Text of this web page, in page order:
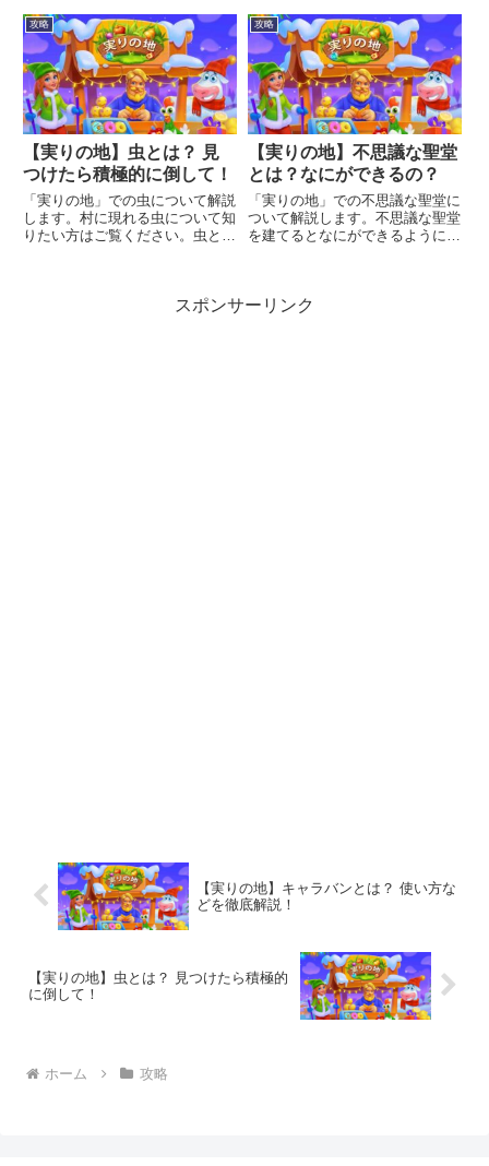
作り方はこちら↓目玉焼きはキッ
チンさえ建てれば簡単に作ること
ができます。
い。バウチャーはなにに使うの？
バウチャーは作業員や戦士が不足
しているとき、その代わりに使う
ことができます。例えば、アイテ
ム...
攻略
【実りの地】虫とは？ 見
つけたら積極的に倒して！
「実りの地」での虫について解説
します。村に現れる虫について知
りたい方はご覧ください。虫と
す。虫がこのように村を荒らして
攻略
【実りの地】不思議な聖堂
とは？なにができるの？
「実りの地」での不思議な聖堂に
ついて解説します。不思議な聖堂
を建てるとなにができるようにな
スポンサーリンク
【実りの地】キャラバンとは？ 使い方な
どを徹底解説！
【実りの地】虫とは？ 見つけたら積極的
に倒して！
ホーム 攻略